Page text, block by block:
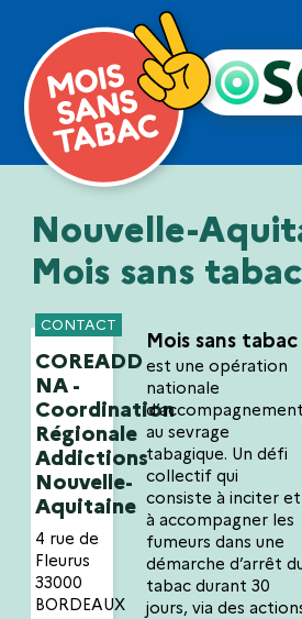
Nouvelle-
Mois sans tabac
CONTACT
COREADD
NA -
Coordination
Régionale
Addictions
Nouvelle-
Aquitaine
4 rue de
Fleurus
33000
BORDEAUX
Mois sans tabac
est une opération
nationale
d’accompagnement
au sevrage
tabagique. Un défi
collectif qui
consiste à inciter et
à accompagner les
fumeurs dans une
démarche d’arrêt
tabac durant 30
jours, via des